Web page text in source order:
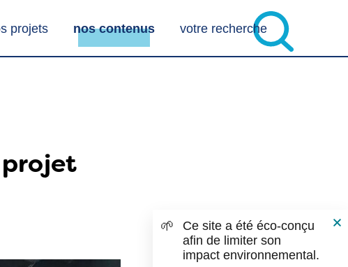
projets nos contenus votre recherche
projet
🌱
Ce site a été éco-conçu
afin de limiter son
impact environnemental.